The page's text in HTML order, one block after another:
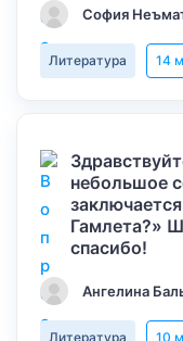
София
Литература 14
небольшое
Гамлета?»
спасибо!
Ангелина
Литература 10